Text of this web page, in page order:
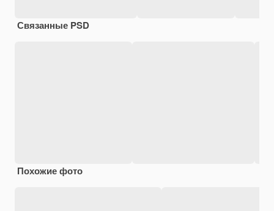
Связанные PSD
Похожие фото